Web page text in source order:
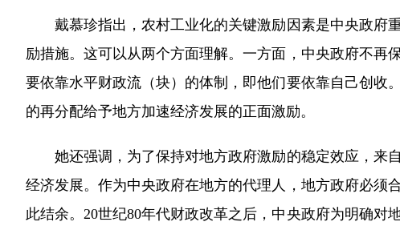
戴慕珍指出，农村工业化的关键激励因素是中央政府重
励措施。这可以从两个方面理解。一方面，中央政府不再
要依靠水平财政流（块）的体制，即他们要依靠自己创收
的再分配给予地方加速经济发展的正面激励。
她还强调，为了保持对地方政府激励的稳定效应，来自
经济发展。作为中央政府在地方的代理人，地方政府必须
此结余。20世纪80年代财政改革之后，中央政府为明确